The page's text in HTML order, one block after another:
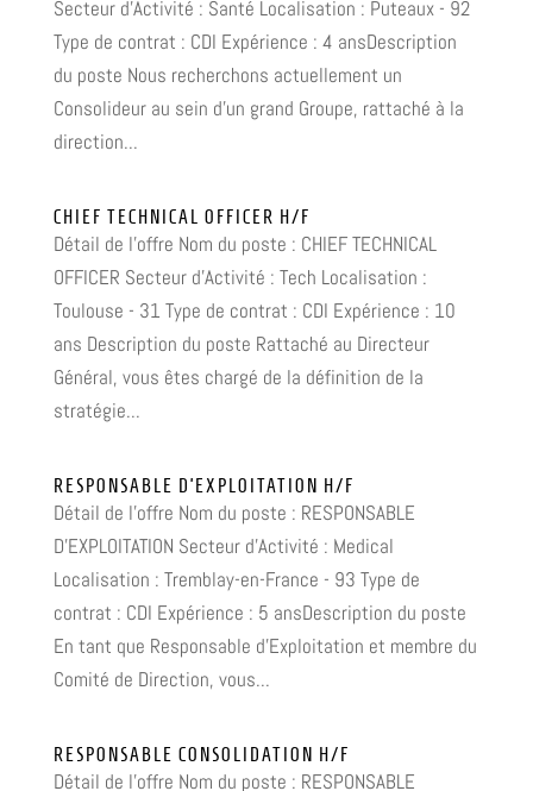
Secteur d'Activité : Santé Localisation : Puteaux - 92
Type de contrat : CDI Expérience : 4 ansDescription
du poste Nous recherchons actuellement un
Consolideur au sein d'un grand Groupe, rattaché à la
direction...
CHIEF TECHNICAL OFFICER H/F
Détail de l'offre Nom du poste : CHIEF TECHNICAL
OFFICER Secteur d'Activité : Tech Localisation :
Toulouse - 31 Type de contrat : CDI Expérience : 10
ans Description du poste Rattaché au Directeur
Général, vous êtes chargé de la définition de la
stratégie...
RESPONSABLE D’EXPLOITATION H/F
Détail de l'offre Nom du poste : RESPONSABLE
D'EXPLOITATION Secteur d'Activité : Medical
Localisation : Tremblay-en-France - 93 Type de
contrat : CDI Expérience : 5 ansDescription du poste
En tant que Responsable d'Exploitation et membre du
Comité de Direction, vous...
RESPONSABLE CONSOLIDATION H/F
Détail de l'offre Nom du poste : RESPONSABLE